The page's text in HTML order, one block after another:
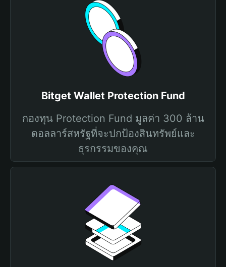
Bitget Wallet Protection Fund
กองทุน Protection Fund มูลค่า 300 ล้าน
ดอลลาร์สหรัฐที่จะปกป้องสินทรัพย์และ
ธุรกรรมของคุณ